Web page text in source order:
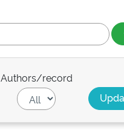
Authors/record